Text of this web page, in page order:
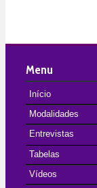
Menu
Início
Modalidades
Entrevistas
Tabelas
Vídeos